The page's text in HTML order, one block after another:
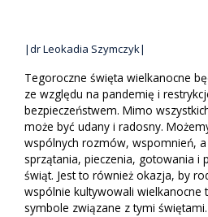
|dr Leokadia Szymczyk|
Tegoroczne święta wielkanocne
ze względu na pandemię i
bezpieczeństwem. Mimo
może być udany i radosny.
wspólnych rozmów, wspomnień,
sprzątania, pieczenia, gotowania i
świąt. Jest to również okazja, by
wspólnie kultywowali wielkanocne
symbole związane z tymi świętami.